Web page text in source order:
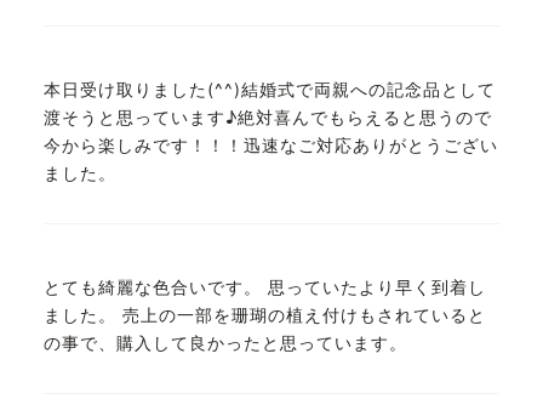
本日受け取りました(^^)結婚式で両親への記念品として
渡そうと思っています♪絶対喜んでもらえると思うので
今から楽しみです！！！迅速なご対応ありがとうござい
ました。
とても綺麗な色合いです。 思っていたより早く到着し
ました。 売上の一部を珊瑚の植え付けもされていると
の事で、購入して良かったと思っています。